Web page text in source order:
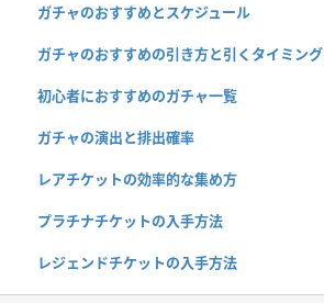
ガチャのおすすめとスケジュール
ガチャのおすすめの引き方と引くタイミング
初心者におすすめのガチャ一覧
ガチャの演出と排出確率
レアチケットの効率的な集め方
プラチナチケットの入手方法
レジェンドチケットの入手方法